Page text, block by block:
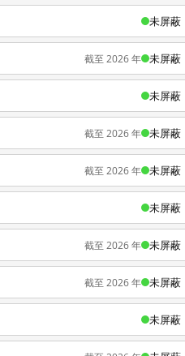
未屏蔽
截至 2026 年 未屏蔽
未屏蔽
截至 2026 年 未屏蔽
截至 2026 年 未屏蔽
未屏蔽
截至 2026 年 未屏蔽
截至 2026 年 未屏蔽
未屏蔽